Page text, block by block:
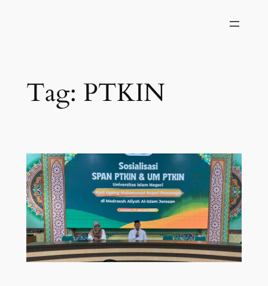
Tag: PTKIN